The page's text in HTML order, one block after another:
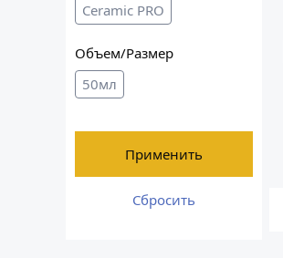
Ceramic PRO
Объем/Размер
50мл
Применить
Сбросить